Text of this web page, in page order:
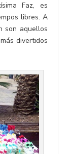
Faz, es
libres. A
son aquellos
divertidos